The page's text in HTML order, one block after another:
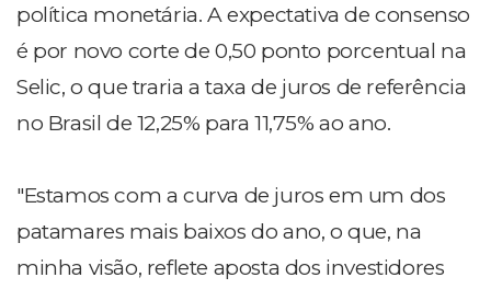
política monetária. A expectativa de consenso
é por novo corte de 0,50 ponto porcentual na
Selic, o que traria a taxa de juros de referência
no Brasil de 12,25% para 11,75% ao ano.
"Estamos com a curva de juros em um dos
patamares mais baixos do ano, o que, na
minha visão, reflete aposta dos investidores